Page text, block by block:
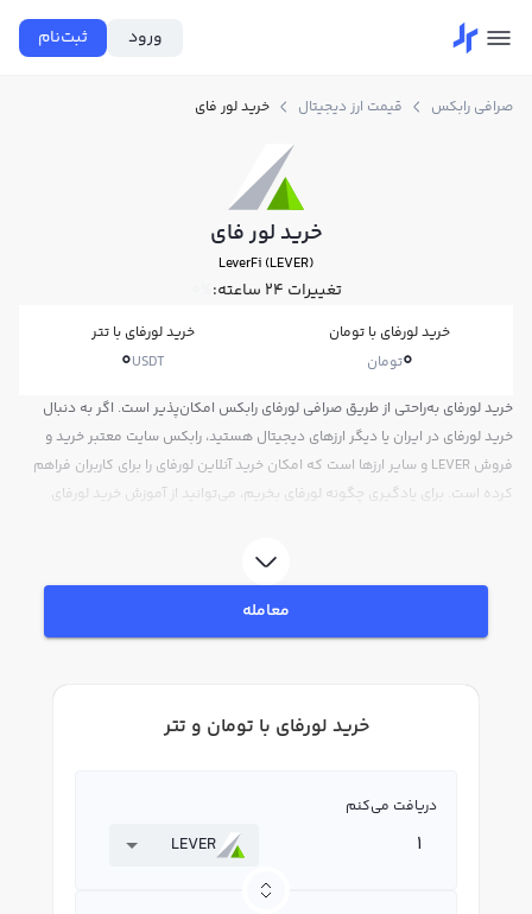
ورود ثبت‌نام
صرافی رابکس قیمت ارز دیجیتال خرید لور فای
خرید لور فای
LeverFi (LEVER)
تغییرات ۲۴ ساعته: 0%
خرید لورفای با تومان
0تومان
خرید لورفای با تتر
0USDT
خرید لورفای به‌راحتی از طریق صرافی لورفای رابکس امکان‌پذیر است. اگر به دنبال
خرید لورفای در ایران یا دیگر ارزهای دیجیتال هستید، رابکس سایت معتبر خرید و
فروش LEVER و سایر ارزها است که امکان خرید آنلاین لورفای را برای کاربران فراهم
کرده است. برای یادگیری چگونه لورفای بخریم، می‌توانید از آموزش خرید لورفای
بپردازید. در بازار رابکس، قیمت لحظه‌ای، نمودار و امکانات فروش لورفای نیز در
دسترس شما قرار دارد تا بتوانید تصمیمات بهتری در معاملات خود بگیرید.
معامله
خرید لورفای با تومان و تتر
دریافت می‌کنم
LEVER